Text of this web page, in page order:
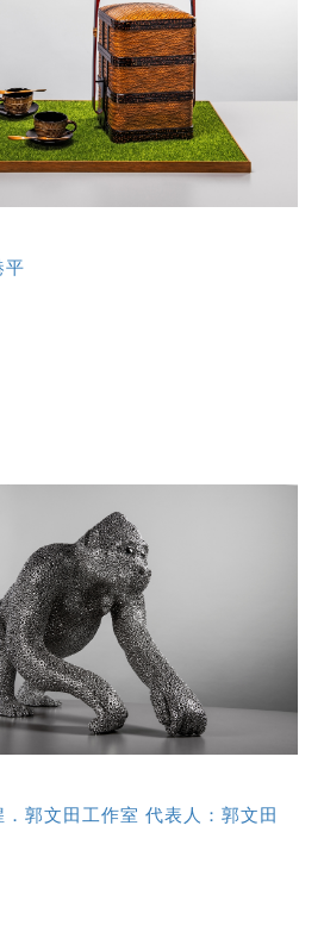
平
郭文田工作室 代表人：郭文田